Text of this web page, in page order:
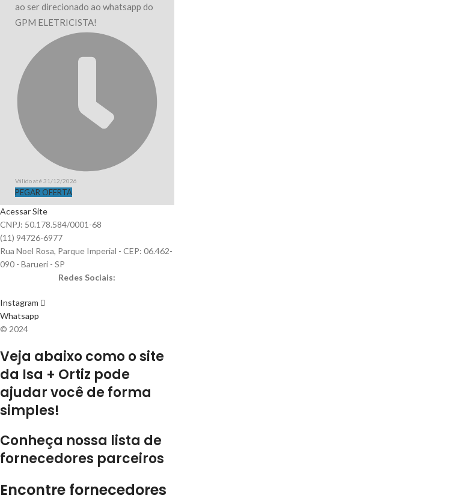
ao ser direcionado ao whatsapp do
GPM ELETRICISTA!
Válido até 31/12/2026
PEGAR OFERTA
Acessar Site
CNPJ: 50.178.584/0001-68
(11) 94726-6977
Rua Noel Rosa, Parque Imperial - CEP: 06.462-
090 - Barueri - SP
Redes Sociais:
Instagram
Whatsapp
© 2024
Veja abaixo como o site
da Isa + Ortiz pode
ajudar você de forma
simples!
Conheça nossa lista de
fornecedores parceiros
Encontre fornecedores